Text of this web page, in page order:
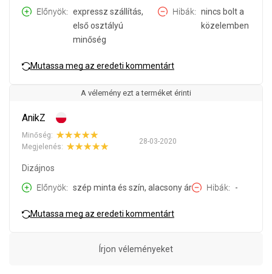
Előnyök
expressz szállítás,
első osztályú
minőség
Hibák
nincs bolt a
közelemben
Mutassa meg az eredeti kommentárt
A vélemény ezt a terméket érinti
AnikZ
28-03-2020
Minőség:
Megjelenés:
Dizájnos
Előnyök
szép minta és szín, alacsony ár Hibák -
Mutassa meg az eredeti kommentárt
Írjon véleményeket